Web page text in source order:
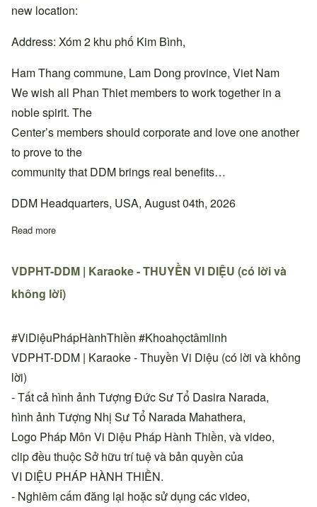
new location:
Address: Xóm 2 khu phố Kim Bình,
Ham Thang commune, Lam Dong province, Viet Nam
We wish all Phan Thiet members to work together in a
noble spirit. The
Center’s members should corporate and love one another
to prove to the
community that DDM brings real benefits…
DDM Headquarters, USA, August 04th, 2026
Read more
VDPHT-DDM | Karaoke - THUYỀN VI DIỆU (có lời và
không lời)
#ViDiệuPhápHànhThiền #Khoahọctâmlinh
VDPHT-DDM | Karaoke - Thuyền Vi Diệu (có lời và không
lời)
- Tất cả hình ảnh Tượng Đức Sư Tổ Dasira Narada,
hình ảnh Tượng Nhị Sư Tổ Narada Mahathera,
Logo Pháp Môn Vi Diệu Pháp Hành Thiền, và video,
clip đều thuộc Sở hữu trí tuệ và bản quyền của
VI DIỆU PHÁP HÀNH THIỀN.
- Nghiêm cấm đăng lại hoặc sử dụng các video,